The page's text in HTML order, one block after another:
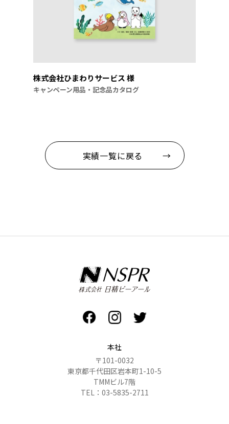
株式会社ひまわりサービス 様
キャンペーン用品・記念品カタログ
実績一覧に戻る →
本社
〒101-0032
東京都千代田区岩本町1-10-5
TMMビル7階
TEL：03-5835-2711